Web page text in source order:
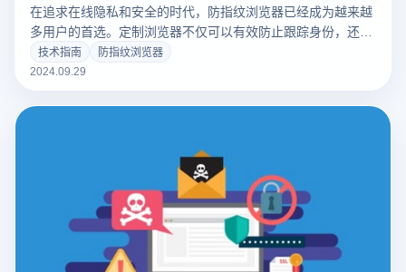
在追求在线隐私和安全的时代，防指纹浏览器已经成为越来越
多用户的首选。定制浏览器不仅可以有效防止跟踪身份，还可
以根据自己的需求调整设置，提高使用体验。然而，市场上有
许多选择。如何选择适合自己的防指纹定制浏览器已经成为客
器，帮助您做出正确的选择。
技术指南
防指纹浏览器
2024.09.29